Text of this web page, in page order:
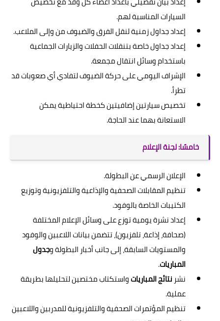
السيارات المناسبة لهم.
إعداد جداول زمنية لنقل الفرق والضيوف من وإلى الملاعب.
إعداد جداول خاصة بتنقلات الحفلات والزيارات الجماعية
باستخدام وسائل انتقال مجمعة.
الإشراف اليومي على حركة الضيوف لتفادي أي صعوبات قد
تطرأ.
تخصيص سيارتين إضافيتين كخطة احتياطية يمكن
الاستعانة بهما عند الحاجة.
خامسًا: لجنة الإعلام
الإعلان الرسمي عن البطولة.
تنظيم المقابلات الصحفية والإذاعية والتلفزيونية وتوزيع
الكتيبات الخاصة بالوفود.
إعداد نشرة يومية توزع على وسائل الإعلام المختلفة
(صحافة، إذاعة، تلفزيون)، تتضمن بيانات اللاعبين والوفود
والمستويات السابقة، إلى جانب أخبار البطولة وجدول
المباريات.
نشر نتائج المبارياتواستكتاب مختصين لتحليلها بطريقة
عملية.
تنظيم المؤتمرات الصحفية والتلفزيونية للمدربين واللاعبين